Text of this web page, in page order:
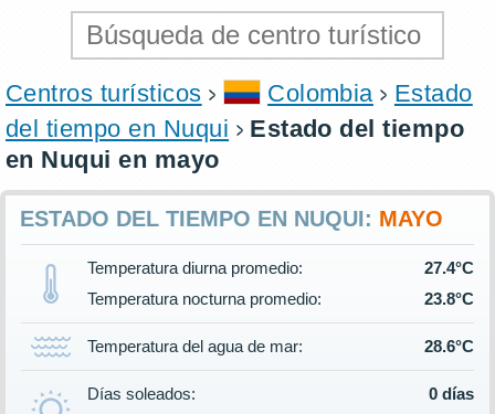
Centros turísticos Colombia
Estado
del tiempo en Nuqui
Estado del tiempo
en Nuqui en mayo
ESTADO DEL TIEMPO EN NUQUI: MAYO
Temperatura diurna promedio:
27.4°C
Temperatura nocturna promedio:
23.8°C
Temperatura del agua de mar: 28.6°C
Días soleados:
0 días